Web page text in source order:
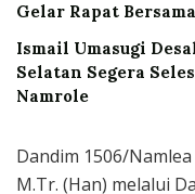
Gelar Rapat
Ismail Umasugi
Selatan Segera
Namrole
Dandim 1506/
M.Tr. (Han) melalui